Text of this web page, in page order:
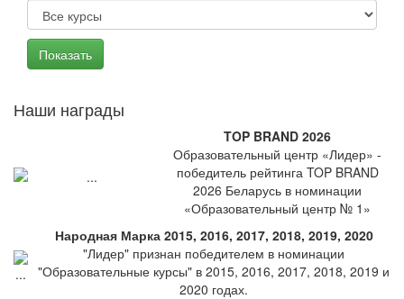
Наши награды
TOP BRAND 2026
Образовательный центр «Лидер» -
победитель рейтинга TOP BRAND
2026 Беларусь в номинации
«Образовательный центр № 1»
Народная Марка 2015, 2016, 2017, 2018, 2019, 2020
"Лидер" признан победителем в номинации
"Образовательные курсы" в 2015, 2016, 2017, 2018, 2019 и
2020 годах.